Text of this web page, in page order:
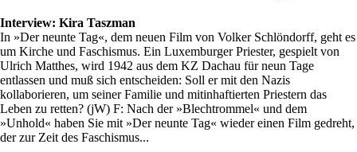
Interview: Kira Taszman
In »Der neunte Tag«, dem neuen Film von Volker Schlöndorff, geht es
um Kirche und Faschismus. Ein Luxemburger Priester, gespielt von
Ulrich Matthes, wird 1942 aus dem KZ Dachau für neun Tage
entlassen und muß sich entscheiden: Soll er mit den Nazis
kollaborieren, um seiner Familie und mitinhaftierten Priestern das
Leben zu retten? (jW) F: Nach der »Blechtrommel« und dem
»Unhold« haben Sie mit »Der neunte Tag« wieder einen Film gedreht,
der zur Zeit des Faschismus...